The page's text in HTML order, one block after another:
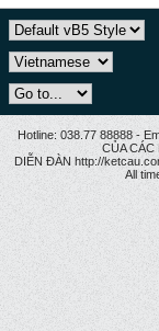
Hotline: 038.77 88888 -
CỦA CÁC
DIỄN ĐÀN http://
All